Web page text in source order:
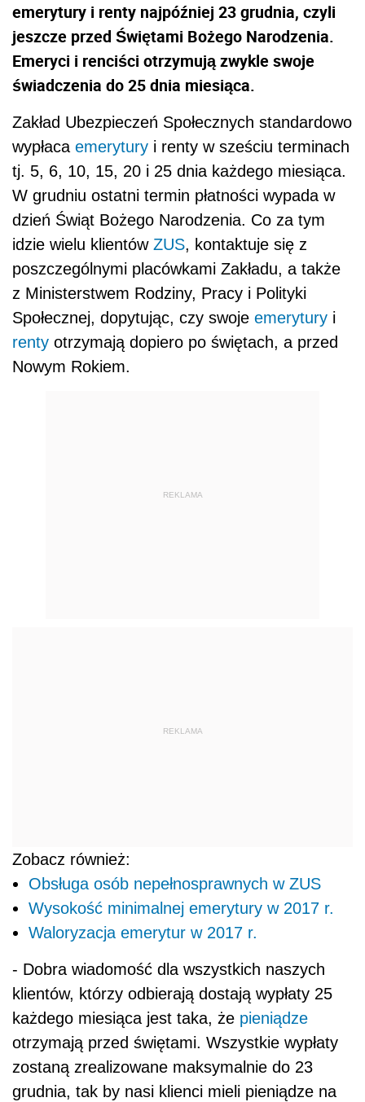
emerytury i renty najpóźniej 23 grudnia, czyli
jeszcze przed Świętami Bożego Narodzenia.
Emeryci i renciści otrzymują zwykle swoje
świadczenia do 25 dnia miesiąca.
Zakład Ubezpieczeń Społecznych standardowo
wypłaca emerytury i renty w sześciu terminach
tj. 5, 6, 10, 15, 20 i 25 dnia każdego miesiąca.
W grudniu ostatni termin płatności wypada w
dzień Świąt Bożego Narodzenia. Co za tym
idzie wielu klientów ZUS, kontaktuje się z
poszczególnymi placówkami Zakładu, a także
z Ministerstwem Rodziny, Pracy i Polityki
Społecznej, dopytując, czy swoje emerytury i
renty otrzymają dopiero po świętach, a przed
Nowym Rokiem.
REKLAMA
REKLAMA
Zobacz również:
Obsługa osób nepełnosprawnych w ZUS
Wysokość minimalnej emerytury w 2017 r.
Waloryzacja emerytur w 2017 r.
- Dobra wiadomość dla wszystkich naszych
klientów, którzy odbierają dostają wypłaty 25
każdego miesiąca jest taka, że pieniądze
otrzymają przed świętami. Wszystkie wypłaty
zostaną zrealizowane maksymalnie do 23
grudnia, tak by nasi klienci mieli pieniądze na